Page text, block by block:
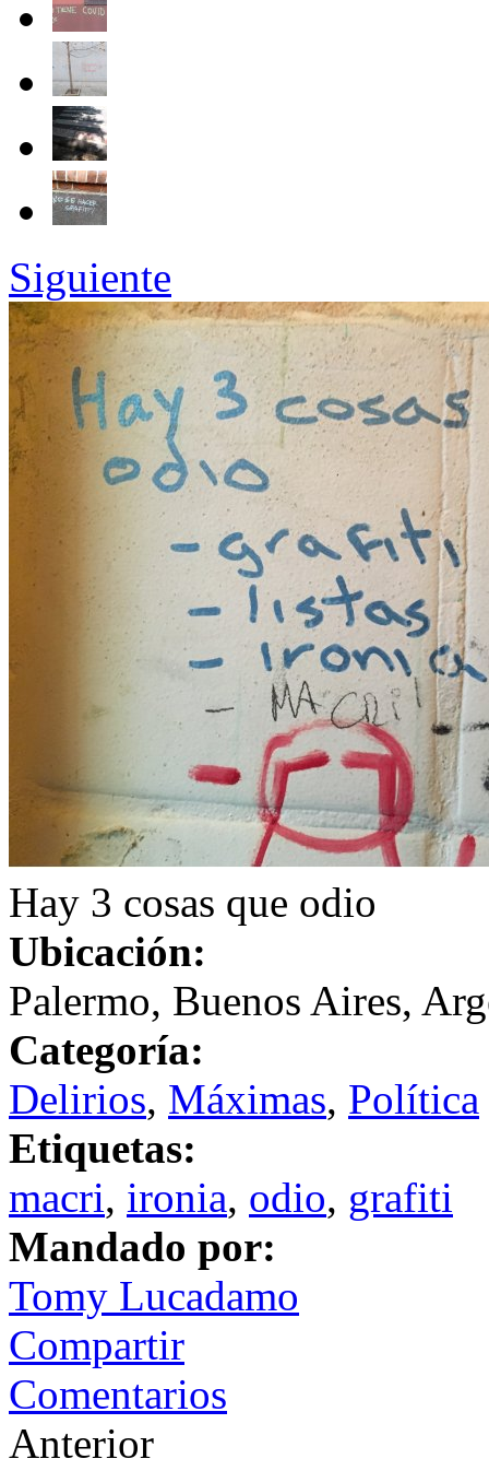
Siguiente
Hay 3 cosas que odio
Ubicación:
Palermo, Buenos Aires,
Categoría:
Delirios, Máximas, Política
Etiquetas:
macri, ironia, odio, grafiti
Mandado por:
Tomy Lucadamo
Compartir
Comentarios
Anterior